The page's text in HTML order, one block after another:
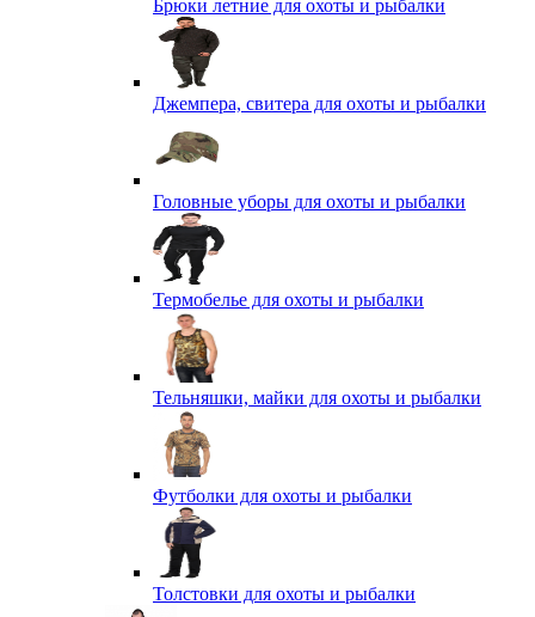
Брюки летние для охоты и рыбалки
Джемпера, свитера для охоты и рыбалки
Головные уборы для охоты и рыбалки
Термобелье для охоты и рыбалки
Тельняшки, майки для охоты и рыбалки
Футболки для охоты и рыбалки
Толстовки для охоты и рыбалки